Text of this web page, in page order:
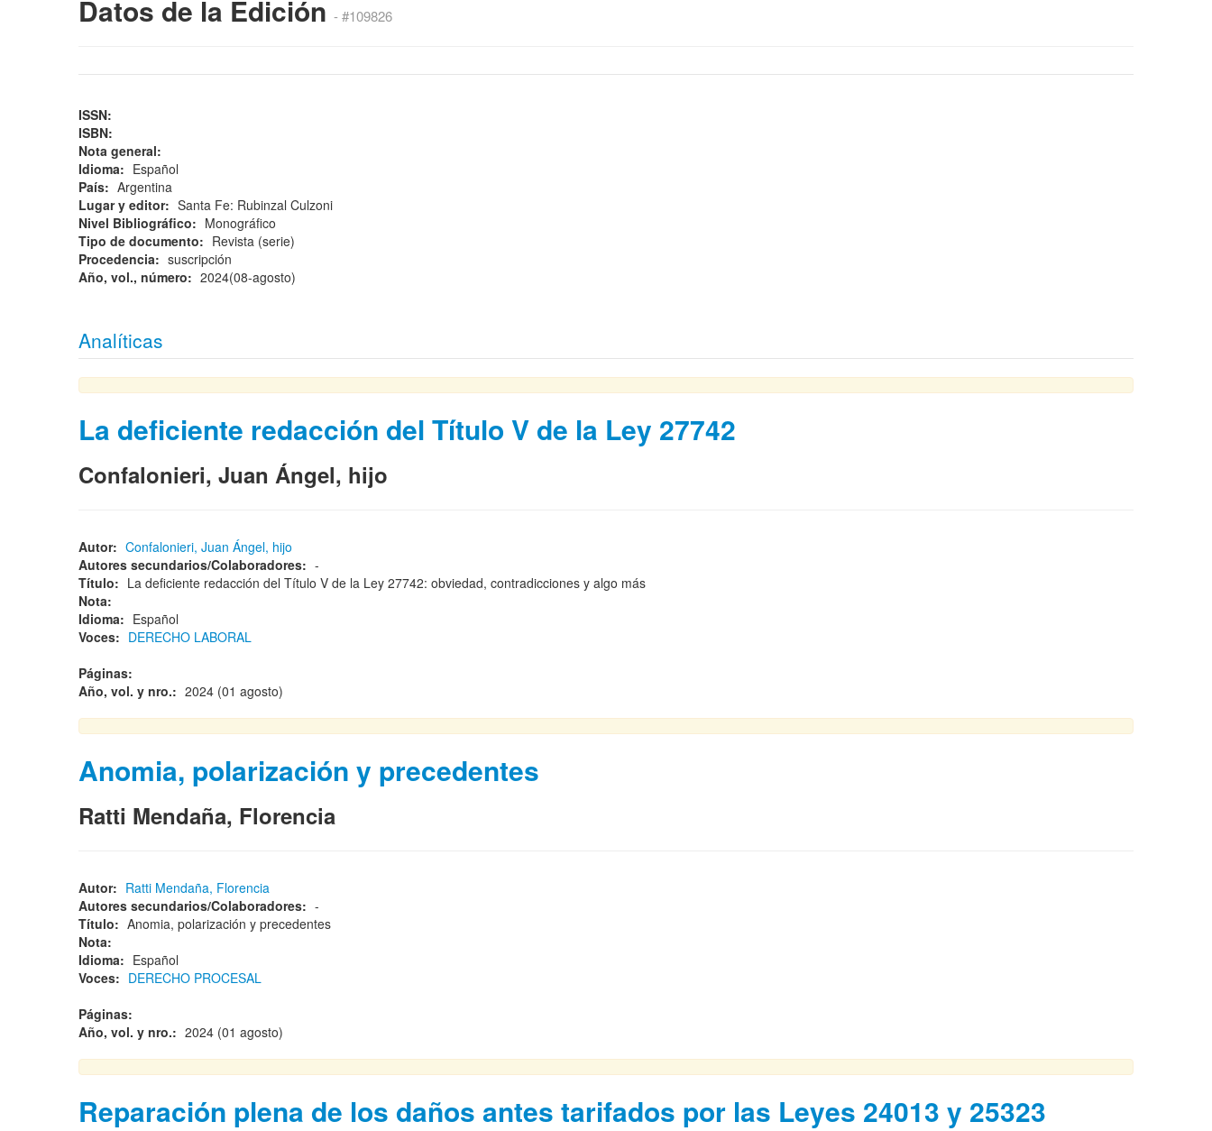
Datos de la Edición - #109826
ISSN:
ISBN:
Nota general:
Idioma: Español
País: Argentina
Lugar y editor: Santa Fe: Rubinzal Culzoni
Nivel Bibliográfico: Monográfico
Tipo de documento: Revista (serie)
Procedencia: suscripción
Año, vol., número: 2024(08-agosto)
Analíticas
La deficiente redacción del Título V de la Ley 27742
Confalonieri, Juan Ángel, hijo
Autor: Confalonieri, Juan Ángel, hijo
Autores secundarios/Colaboradores: -
Título: La deficiente redacción del Título V de la Ley 27742: obviedad, contradicciones y algo más
Nota:
Idioma: Español
Voces: DERECHO LABORAL
Páginas:
Año, vol. y nro.: 2024 (01 agosto)
Anomia, polarización y precedentes
Ratti Mendaña, Florencia
Autor: Ratti Mendaña, Florencia
Autores secundarios/Colaboradores: -
Título: Anomia, polarización y precedentes
Nota:
Idioma: Español
Voces: DERECHO PROCESAL
Páginas:
Año, vol. y nro.: 2024 (01 agosto)
Reparación plena de los daños antes tarifados por las Leyes 24013 y 25323